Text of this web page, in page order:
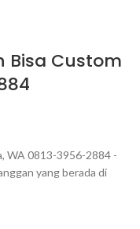
Bisa Custom
WA 0813-3956-2884 -
yang berada di